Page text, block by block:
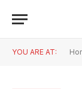
YOU ARE AT: